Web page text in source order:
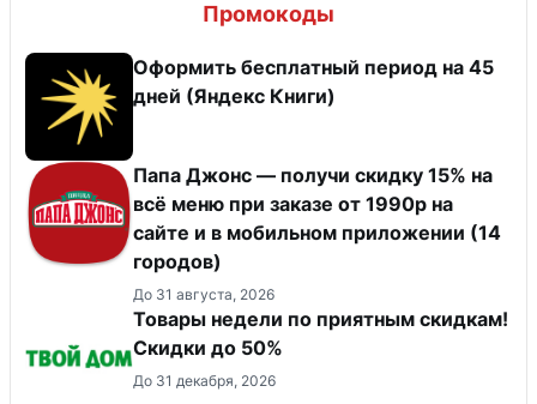
Промокоды
Оформить бесплатный период на 45
дней (Яндекс Книги)
Папа Джонс — получи скидку 15% на
всё меню при заказе от 1990р на
сайте и в мобильном приложении (14
городов)
До 31 августа, 2026
Товары недели по приятным скидкам!
Скидки до 50%
До 31 декабря, 2026